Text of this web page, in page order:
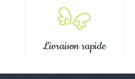
Livraison rapide